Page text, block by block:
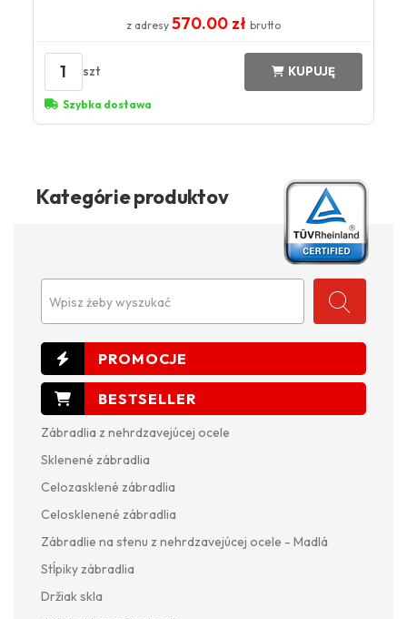
Kategórie produktov
Wpisz żeby wyszukać
Zábradlia z nehrdzavejúcej ocele
Sklenené zábradlia
Celozasklené zábradlia
Celosklenené zábradlia
Zábradlie na stenu z nehrdzavejúcej ocele - Madlá
Stĺpiky zábradlia
Držiak skla
z adresy 570.00 zł brutto
1 szt KUPUJĘ
Szybka dostawa